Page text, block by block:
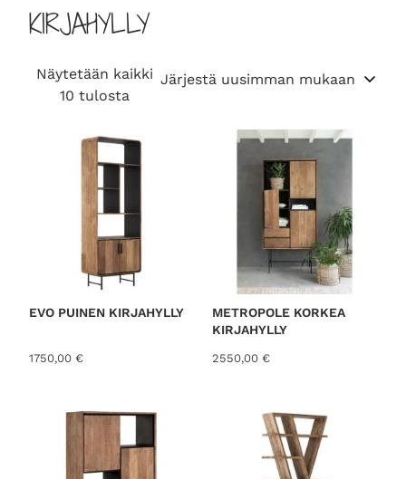
KIRJAHYLLY
Näytetään kaikki
10 tulosta
r
t
l
a
t
EVO PUINEN KIRJAHYLLY
1750,00 €
METROPOLE KORKEA
KIRJAHYLLY
2550,00 €